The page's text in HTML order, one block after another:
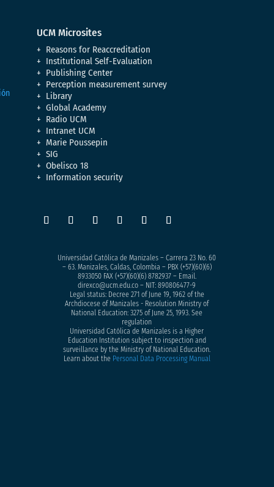
UCM Microsites
Reasons for Reaccreditation
Institutional Self-Evaluation
Publishing Center
Perception measurement survey
Library
Global Academy
Radio UCM
Intranet UCM
Marie Poussepin
SIG
Obelisco 18
Information security
Universidad Católica de Manizales – Carrera 23 No. 60
– 63. Manizales, Caldas, Colombia – PBX (+57)(60)(6)
8933050FAX (+57)(60)(6) 8782937 – Email.
direxco@ucm.edu.co – NIT: 890806477-9
Legal status: Decree 271 of June 19, 1962 of the
Archdiocese of Manizales - Resolution Ministry of
National Education: 3275 of June 25, 1993. See
regulation
Universidad Católica de Manizales is a Higher
Education Institution subject to inspection and
surveillance by the Ministry of National Education.
Learn about the Personal Data Processing Manual